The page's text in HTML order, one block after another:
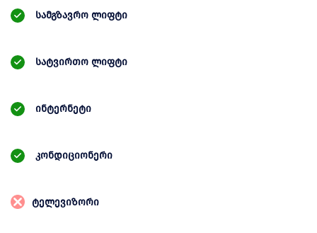
სამგზავრო ლიფტი
სატვირთო ლიფტი
ინტერნეტი
კონდიციონერი
ტელევიზორი